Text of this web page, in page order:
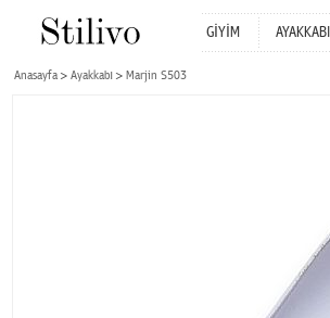
GİYİM AYAKKABI
Anasayfa Ayakkabı Marjin S503